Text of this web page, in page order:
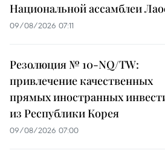
Национальной ассамблеи
09/08/2026 07:11
Резолюция № 10-NQ/TW:
привлечение качественных
прямых иностранных
из Республики Корея
09/08/2026 07:00